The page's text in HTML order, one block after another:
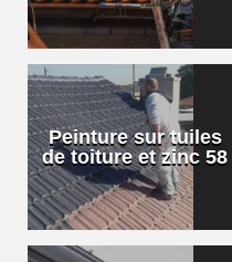
Peinture sur tuiles
de toiture et zinc 58